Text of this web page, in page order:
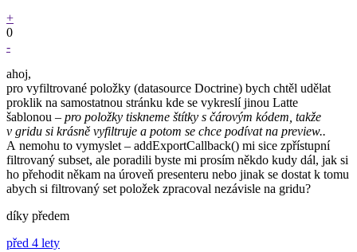
+
0
-
ahoj,
pro vyfiltrované položky (datasource Doctrine) bych chtěl udělat
proklik na samostatnou stránku kde se vykreslí jinou Latte
šablonou – pro položky tiskneme štítky s čárovým kódem, takže
v gridu si krásně vyfiltruje a potom se chce podívat na preview..
A nemohu to vymyslet – addExportCallback() mi sice zpřístupní
filtrovaný subset, ale poradili byste mi prosím někdo kudy dál, jak si
ho přehodit někam na úroveň presenteru nebo jinak se dostat k tomu
abych si filtrovaný set položek zpracoval nezávisle na gridu?
díky předem
před 4 lety